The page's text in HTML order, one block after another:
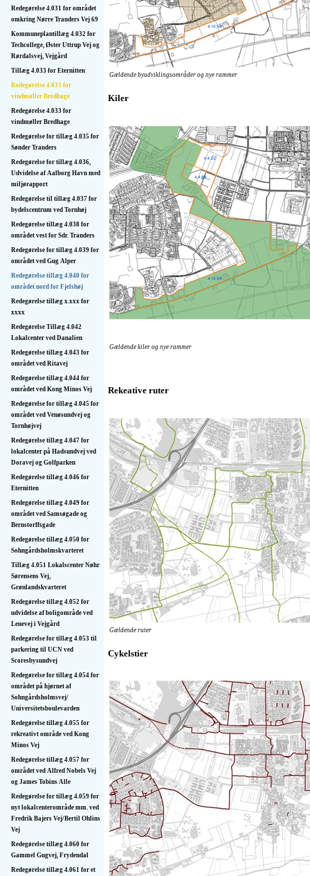
Redegørelse 4.031 for området
omkring Nørre Tranders Vej 69
Kommuneplantillæg 4.032 for
Techcollege, Øster Uttrup Vej og
Rørdalsvej, Vejgård
Tillæg 4.033 for Eternitten
Redegørelse 4.033 for
vindmøller Bredhage
Redegørelse 4.033 for
vindmøller Bredhage
Redegørelse for tillæg 4.035 for
Sønder Tranders
Redegørelse for tillæg 4.036,
Udvidelse af Aalborg Havn med
miljørapport
Redegørelse til tillæg 4.037 for
bydelscentrum ved Tornhøj
Redegørelse tillæg 4.038 for
området vest for Sdr. Tranders
Redegørelse for tillæg 4.039 for
området ved Gug Alper
Redegørelse tillæg 4.040 for
området nord for Fjelshøj
Redegørelse tillæg x.xxx for
xxxx
Redegørelse Tillæg 4.042
Lokalcenter ved Danalien
Redegørelse tillæg 4.043 for
området ved Ritavej
Redegørelse tillæg 4.044 for
området ved Kong Minos Vej
Redegørelse for tillæg 4.045 for
området ved Venøsundvej og
Tornhøjvej
Redegørelse tillæg 4.047 for
lokalcenter på Hadsundvej ved
Doravej og Golfparken
Redegørelse tillæg 4.046 for
Eternitten
Redegørelse tillæg 4.049 for
området ved Samsøgade og
Bernstorffsgade
Redegørelse tillæg 4.050 for
Sohngårdsholmskvarteret
Tillæg 4.051 Lokalscenter Nøhr
Sørensens Vej,
Grønlandskvarteret
Redegørelse tillæg 4.052 for
udvidelse af boligområde ved
Lenevej i Vejgård
Redegørelse for tillæg 4.053 til
parkering til UCN ved
Scoresbysundvej
Redegørelse for tillæg 4.054 for
området på hjørnet af
Sohngårdsholmsvej/
Universitetsboulevarden
Redegørelse tillæg 4.055 for
rekreativt område ved Kong
Minos Vej
Redegørelse tillæg 4.057 for
området ved Alfred Nobels Vej
og James Tobins Alle
Redegørelse for tillæg 4.059 for
nyt lokalcenterområde mm. ved
Fredrik Bajers Vej/Bertil Ohlins
Vej
Redegørelse tillæg 4.060 for
Gammel Gugvej, Frydendal
Redegørelse tillæg 4.061 for et
Gældende byudviklingsområder og nye rammer
Kiler
Gældende kiler og nye rammer
Rekeative ruter
Gældende ruter
Cykelstier